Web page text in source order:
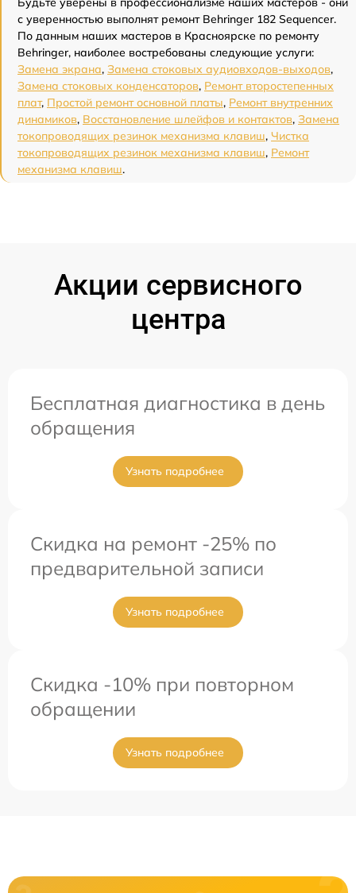
с уверенностью выполнят ремонт Behringer 182 Sequencer.
По данным наших мастеров в Красноярске по ремонту
Behringer, наиболее востребованы следующие услуги:
Замена экрана, Замена стоковых аудиовходов-выходов,
Замена стоковых конденсаторов, Ремонт второстепенных
плат, Простой ремонт основной платы, Ремонт внутренних
динамиков, Восстановление шлейфов и контактов, Замена
токопроводящих резинок механизма клавиш, Чистка
токопроводящих резинок механизма клавиш, Ремонт
механизма клавиш.
Акции сервисного
центра
Бесплатная диагностика в день
обращения
Узнать подробнее
Скидка на ремонт -25% по
предварительной записи
Узнать подробнее
Скидка -10% при повторном
обращении
Узнать подробнее